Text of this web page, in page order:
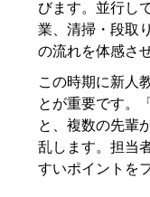
びます。並行し
業、清掃・段取
の流れを体感さ
この時期に新人
とが重要です。
と、複数の先輩
乱します。担当
すいポイントを